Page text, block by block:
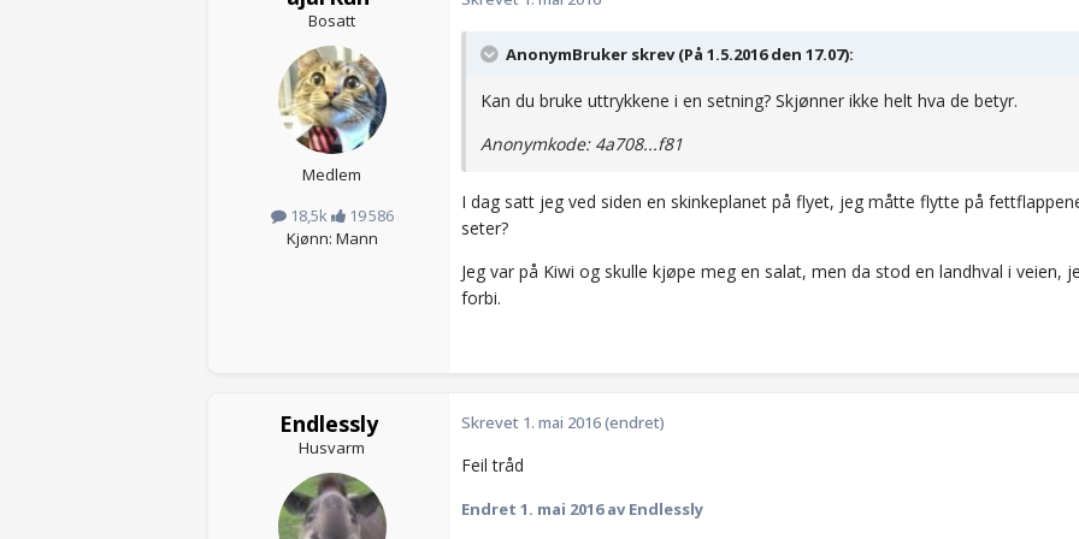
Bosatt
Medlem
18,5k
19 586
Kjønn: Mann
AnonymBruker skrev (På 1.5.2016 den 17.07):
Kan du bruke uttrykkene i en setning? Skjønner ikke helt hva de betyr.
Anonymkode: 4a708...f81
I dag satt jeg ved siden en skinkeplanet på flyet, jeg måtte flytte på
seter?
Jeg var på Kiwi og skulle kjøpe meg en salat, men da stod en landhval i veien,
forbi.
Endlessly
Husvarm
Skrevet 1. mai 2016(endret)
Feil tråd
Endret 1. mai 2016av Endlessly